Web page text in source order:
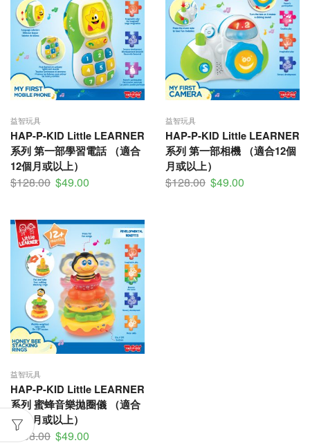
益智玩具
HAP-P-KID Little LEARNER
系列 第一部學習電話 （適合
12個月或以上）
$128.00 $49.00
益智玩具
HAP-P-KID Little LEARNER
系列 第一部相機 （適合12個
月或以上）
$128.00 $49.00
益智玩具
HAP-P-KID Little LEARNER
系列 蜜蜂音樂拋圈儀 （適合
12個月或以上）
$168.00 $49.00